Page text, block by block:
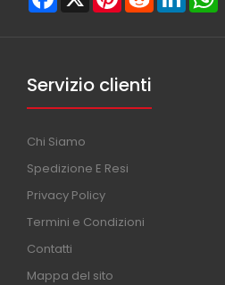
Servizio clienti
Chi Siamo
Spedizione E Resi
Privacy Policy
Termini e Condizioni
Contatti
Mappa del sito